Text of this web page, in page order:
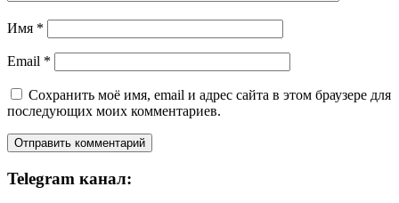
Имя *
Email *
Сохранить моё имя, email и адрес сайта в этом браузере для
последующих моих комментариев.
Telegram канал: